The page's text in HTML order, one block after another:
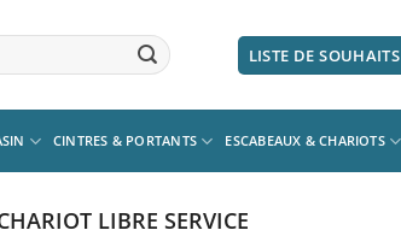
LISTE DE SOUHAITS
CINTRES & PORTANTS ESCABEAUX & CHARIOTS
LIBRE SERVICE